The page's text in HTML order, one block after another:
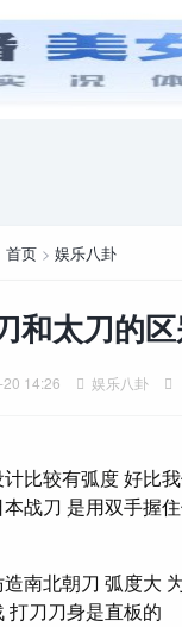
安卓游戏
首页> 娱乐八卦
和太刀的
14:26 娱乐八卦
比较有弧度 好比
战刀 是用双手握
南北朝刀 弧度大
打刀刀身是直板的